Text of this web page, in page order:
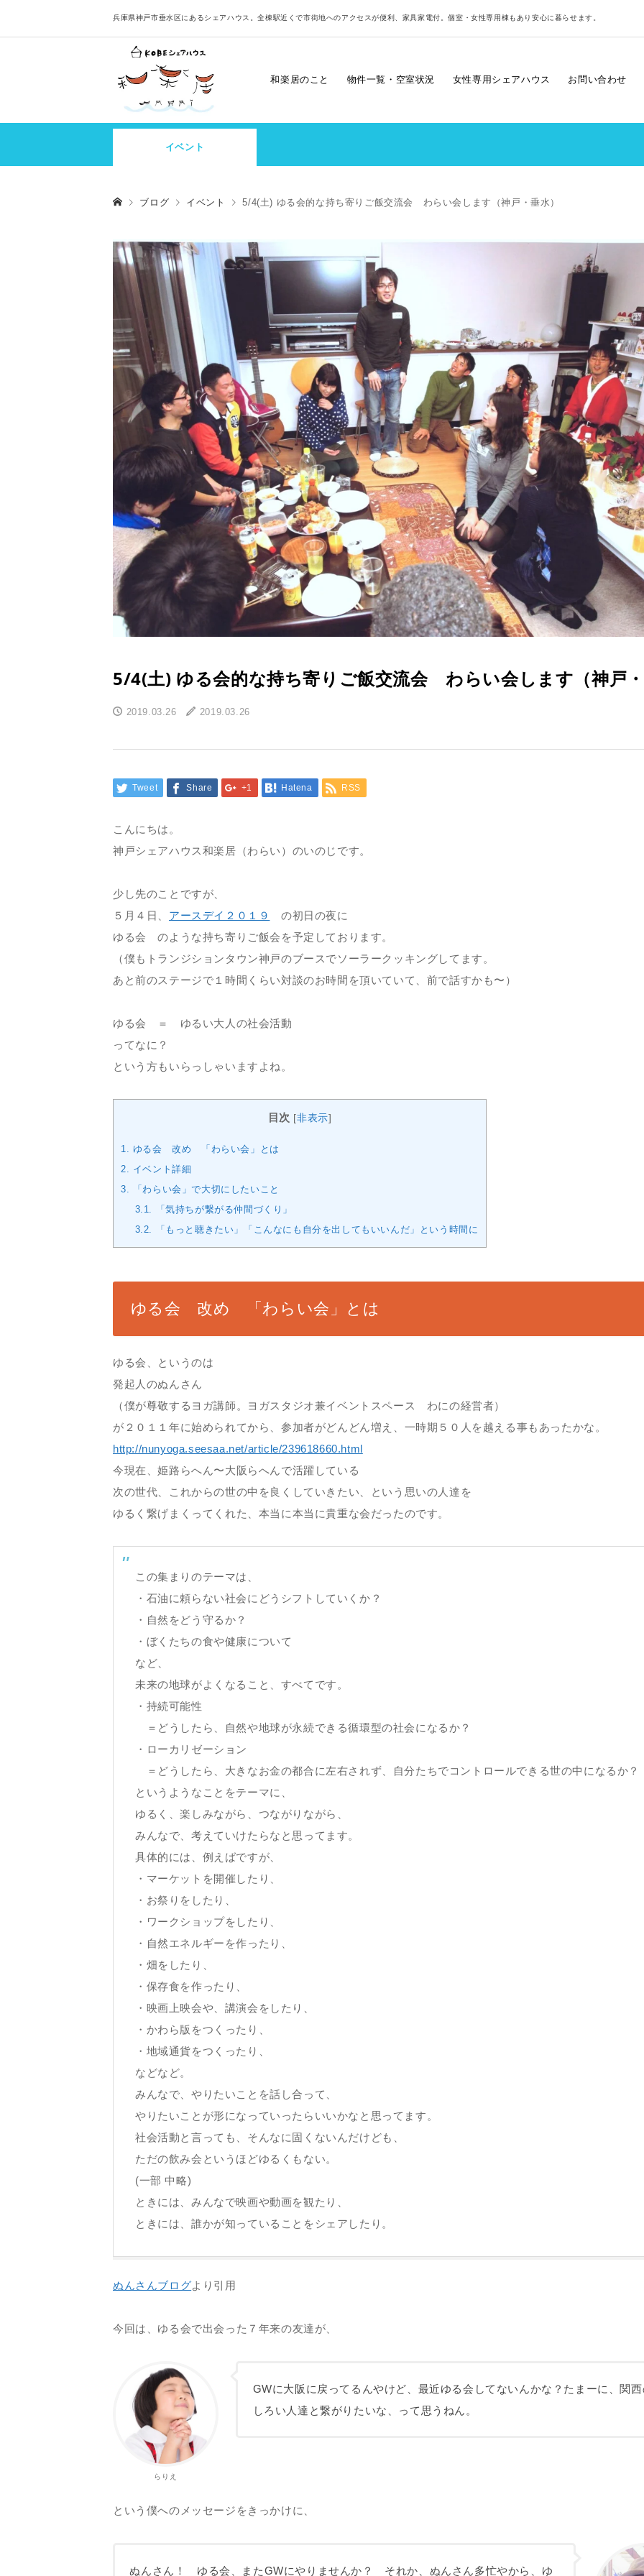
兵庫県神戸市垂水区にあるシェアハウス。全棟駅近くで市街地へのアクセスが便利、家具家電付。個室・女性専用棟もあり安心に暮らせます。
和楽居のこと 物件一覧・空室状況 女性専用シェアハウス お問い合わせ
イベント
ブログ イベント 5/4(土) ゆる会的な持ち寄りご飯交流会 わらい会します（神戸・垂水）
5/4(土) ゆる会的な持ち寄りご飯交流会 わらい会します（神戸
2019.03.26 2019.03.26
Tweet Share +1 Hatena RSS
こんにちは。
神戸シェアハウス和楽居（わらい）のいのじです。
少し先のことですが、
５月４日、 アースデイ２０１９
の初日の夜に
ゆる会 のような持ち寄りご飯会を予定しております。
（僕もトランジションタウン神戸のブースでソーラークッキングしてます。
あと前のステージで１時間くらい対談のお時間を頂いていて、前で話すかも〜）
ゆる会 ＝ ゆるい大人の社会活動
ってなに？
という方もいらっしゃいますよね。
目次 [非表示]
1. ゆる会 改め 「わらい会」とは
2. イベント詳細
3. 「わらい会」で大切にしたいこと
3.1.
「気持ちが繋がる仲間づくり」
3.2.
「もっと聴きたい」「こんなにも自分を出してもいいんだ」という時間に
ゆる会 改め 「わらい会」とは
ゆる会、というのは
発起人のぬんさん
（僕が尊敬するヨガ講師。ヨガスタジオ兼イベントスペース わにの経営者）
が２０１１年に始められてから、参加者がどんどん増え、一時期５０人を越える事もあったかな。
http://nunyoga.seesaa.net/article/239618660.html
今現在、姫路らへん〜大阪らへんで活躍している
次の世代、これからの世の中を良くしていきたい、という思いの人達を
ゆるく繋げまくってくれた、本当に本当に貴重な会だったのです。
この集まりのテーマは、
・石油に頼らない社会にどうシフトしていくか？
・自然をどう守るか？
・ぼくたちの食や健康について
など、
未来の地球がよくなること、すべてです。
・持続可能性
＝どうしたら、自然や地球が永続できる循環型の社会になるか？
・ローカリゼーション
＝どうしたら、大きなお金の都合に左右されず、自分たちでコントロールできる世の中になるか？
というようなことをテーマに、
ゆるく、楽しみながら、つながりながら、
みんなで、考えていけたらなと思ってます。
具体的には、例えばですが、
・マーケットを開催したり、
・お祭りをしたり、
・ワークショップをしたり、
・自然エネルギーを作ったり、
・畑をしたり、
・保存食を作ったり、
・映画上映会や、講演会をしたり、
・かわら版をつくったり、
・地域通貨をつくったり、
などなど。
みんなで、やりたいことを話し合って、
やりたいことが形になっていったらいいかなと思ってます。
社会活動と言っても、そんなに固くないんだけども、
ただの飲み会というほどゆるくもない。
(一部 中略)
ときには、みんなで映画や動画を観たり、
ときには、誰かが知っていることをシェアしたり。
ぬんさんブログより引用
今回は、ゆる会で出会った７年来の友達が、
らりえ
GWに大阪に戻ってるんやけど、最近ゆる会してないんかな？たまーに、関
しろい人達と繋がりたいな、って思うねん。
という僕へのメッセージをきっかけに、
ぬんさん！ ゆる会、またGWにやりませんか？ それか、ぬんさん多忙やから、ゆ